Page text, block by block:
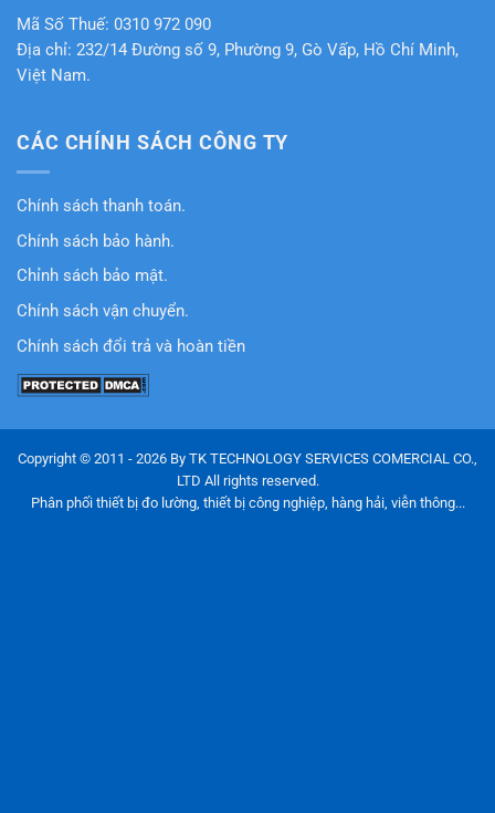
Mã Số Thuế: 0310 972 090
Địa chỉ: 232/14 Đường số 9, Phường 9, Gò Vấp, Hồ Chí Minh,
Việt Nam.
CÁC CHÍNH SÁCH CÔNG TY
Chính sách thanh toán.
Chính sách bảo hành.
Chỉnh sách bảo mật.
Chính sách vận chuyển.
Chính sách đổi trả và hoàn tiền
Copyright © 2011 - 2026 By TK TECHNOLOGY SERVICES COMERCIAL CO.,
LTD All rights reserved.
Phân phối thiết bị đo lường, thiết bị công nghiệp, hàng hải, viễn thông...